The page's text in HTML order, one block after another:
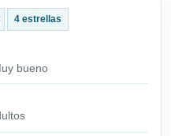
4 estrellas
bueno